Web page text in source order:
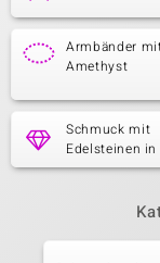
Armbänder
Amethyst
Schmuck mit
Edelsteinen